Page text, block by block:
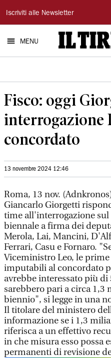
Il
Tirreno
Iscriviti alle Newsletter
MENU
Fisco: oggi
interrogazione
concordato
13 novembre 2024 12:46
Roma, 13 nov.
Giancarlo Giorgetti
time all'interrogazione
biennale a firma dei
Merola, Lai, Mancini,
Ferrari, Casu e Fornaro.
Viceministro Leo, le
imputabili al concordato
avrebbe interessato più
sarebbero pari a circa 1,3
biennio", si legge in una
Il titolare del ministero
informazione se i 1,3
riferisca a un effettivo
in che misura esso possa
permanenti di revisione